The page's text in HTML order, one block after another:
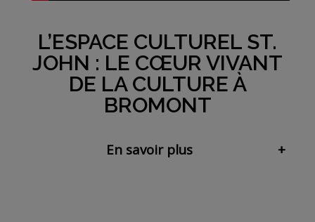
L’ESPACE CULTUREL ST.
JOHN : LE CŒUR VIVANT
DE LA CULTURE À
BROMONT
En savoir plus +